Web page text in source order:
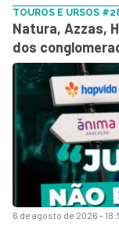
6 de agosto de 2026 -
TOUROS E URSOS
Natura, Azzas,
dos